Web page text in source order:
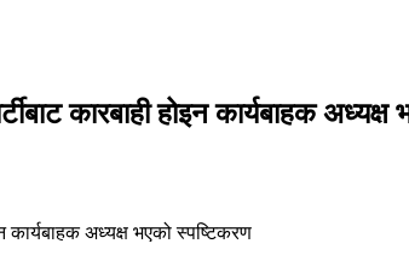
कारबाही होइन कार्यबाहक